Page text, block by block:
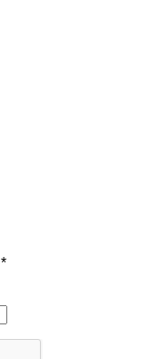
*Erforderlich